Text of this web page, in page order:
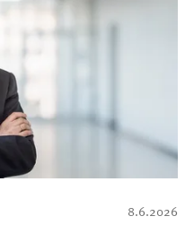
8.6.2026